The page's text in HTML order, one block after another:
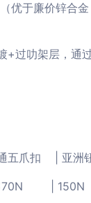
优于廉价锌合
+过叻架层，通
爪扣 | 亚洲
| ≤70N |